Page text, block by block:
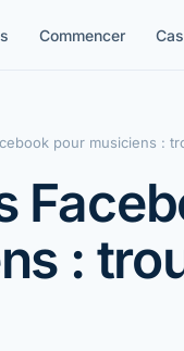
Commencer
pour musiciens :
: